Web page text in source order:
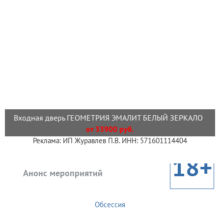
Входная дверь ГЕОМЕТРИЯ ЭМАЛИТ БЕЛЫЙ ЗЕРКАЛО
от 33900 руб.
Реклама: ИП Журавлев П.В. ИНН: 571601114404
Анонс мероприятий 18+
Обсессия